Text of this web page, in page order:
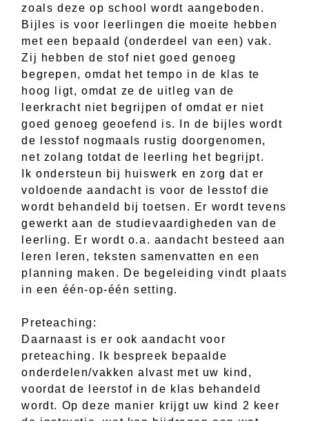
zoals deze op school wordt aangeboden.
Bijles is voor leerlingen die moeite hebben
met een bepaald (onderdeel van een) vak.
Zij hebben de stof niet goed genoeg
begrepen, omdat het tempo in de klas te
hoog ligt, omdat ze de uitleg van de
leerkracht niet begrijpen of omdat er niet
goed genoeg geoefend is. In de bijles wordt
de lesstof nogmaals rustig doorgenomen,
net zolang totdat de leerling het begrijpt.
Ik ondersteun bij huiswerk en zorg dat er
voldoende aandacht is voor de lesstof die
wordt behandeld bij toetsen. Er wordt tevens
gewerkt aan de studievaardigheden van de
leerling. Er wordt o.a. aandacht besteed aan
leren leren, teksten samenvatten en een
planning maken. De begeleiding vindt plaats
in een één-op-één setting.
Preteaching:
Daarnaast is er ook aandacht voor
preteaching. Ik bespreek bepaalde
onderdelen/vakken alvast met uw kind,
voordat de leerstof in de klas behandeld
wordt. Op deze manier krijgt uw kind 2 keer